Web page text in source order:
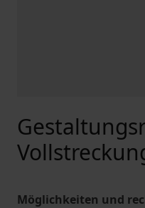
Möglichkeiten und